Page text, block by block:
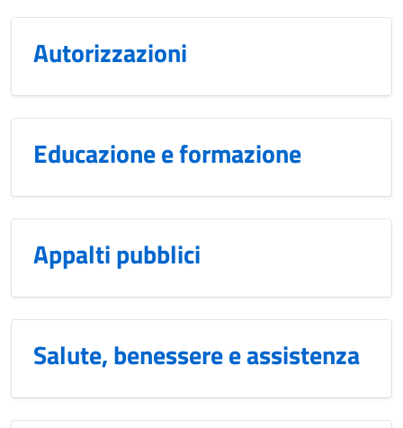
Autorizzazioni
Educazione e formazione
Appalti pubblici
Salute, benessere e assistenza